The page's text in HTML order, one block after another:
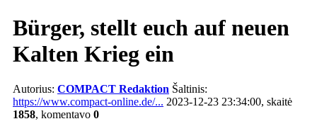
Bürger, stellt euch auf neuen
Kalten Krieg ein
Autorius: COMPACT Redaktion Šaltinis:
https://www.compact-online.de/... 2023-12-23 23:34:00, skaitė
1858, komentavo 0